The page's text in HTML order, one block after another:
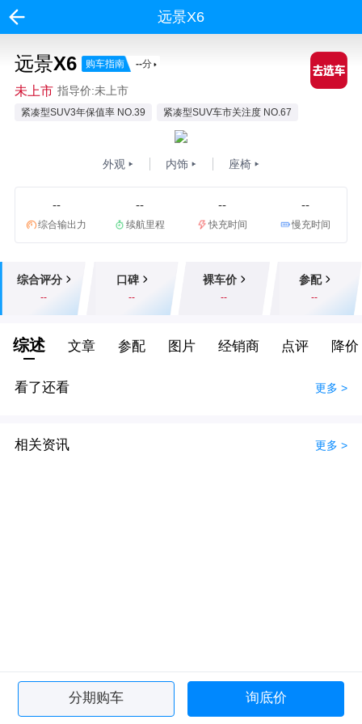
远景X6
远景X6 购车指南 --分
未上市 指导价:未上市
紧凑型SUV3年保值率 NO.39 紧凑型SUV车市关注度 NO.67
外观 内饰 座椅
--
综合输出力
--
续航里程
--
快充时间
--
慢充时间
综合评分
--
口碑
--
裸车价
--
参配
--
综述 文章 参配 图片 经销商 点评 降价
看了还看 更多 >
相关资讯 更多 >
分期购车 询底价